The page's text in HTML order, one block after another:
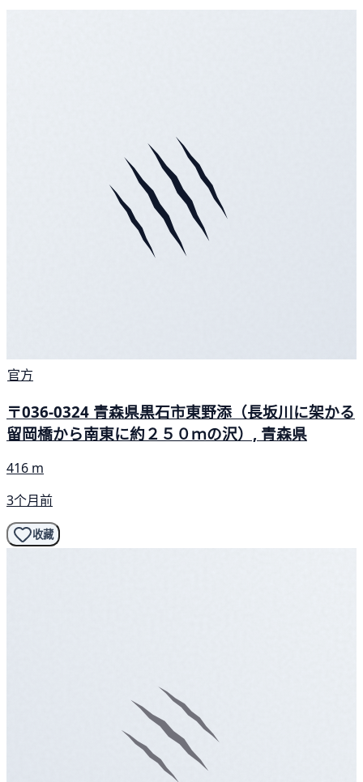
官方
〒036-0324 青森県黒石市東野添（長坂川に架かる
留岡橋から南東に約２５０ｍの沢）, 青森県
416 m
3个月前
收藏